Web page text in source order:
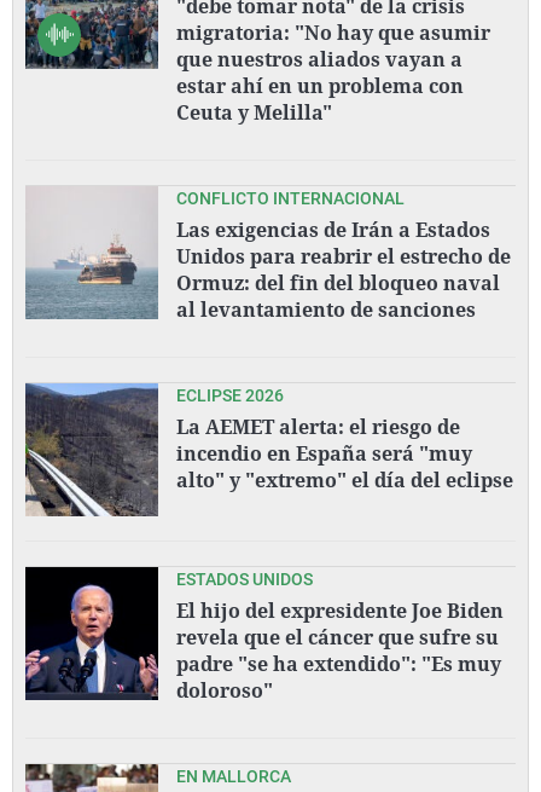
"debe tomar nota" de la crisis
migratoria: "No hay que asumir
que nuestros aliados vayan a
estar ahí en un problema con
Ceuta y Melilla"
CONFLICTO INTERNACIONAL
Las exigencias de Irán a Estados
Unidos para reabrir el estrecho de
Ormuz: del fin del bloqueo naval
al levantamiento de sanciones
ECLIPSE 2026
La AEMET alerta: el riesgo de
incendio en España será "muy
alto" y "extremo" el día del eclipse
ESTADOS UNIDOS
El hijo del expresidente Joe Biden
revela que el cáncer que sufre su
padre "se ha extendido": "Es muy
doloroso"
EN MALLORCA